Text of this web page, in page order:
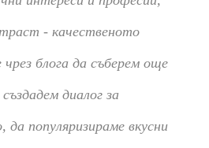
- качественото
блога да съберем още
диалог за
да популяризираме вкусни